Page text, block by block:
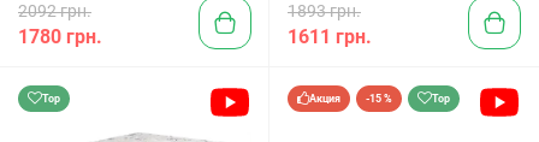
2092 грн.
1780 грн.
1893 грн.
1611 грн.
Top Акция -15 % Top